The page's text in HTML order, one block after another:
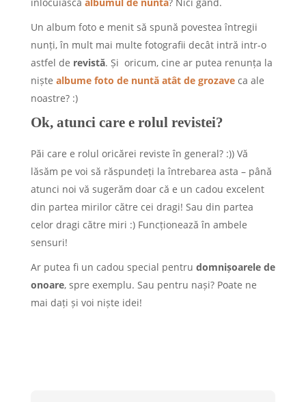
Un album foto e menit să spună povestea întregii
nunți, în mult mai multe fotografii decât intră intr-o
astfel de revistă. Și oricum, cine ar putea renunța la
niște albume foto de nuntă atât de grozave ca ale
noastre? :)
Ok, atunci care e rolul revistei?
Păi care e rolul oricărei reviste în general? :)) Vă
lăsăm pe voi să răspundeți la întrebarea asta – până
atunci noi vă sugerăm doar că e un cadou excelent
din partea mirilor către cei dragi! Sau din partea
celor dragi către miri :) Funcționează în ambele
sensuri!
Ar putea fi un cadou special pentru domnișoarele de
onoare, spre exemplu. Sau pentru nași? Poate ne
mai dați și voi niște idei!